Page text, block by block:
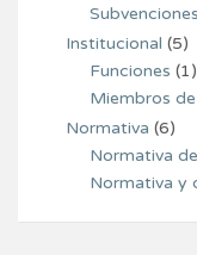
Subvenciones
Institucional (5)
Funciones (1)
Miembros
Normativa (6)
Normativa
Normativa y